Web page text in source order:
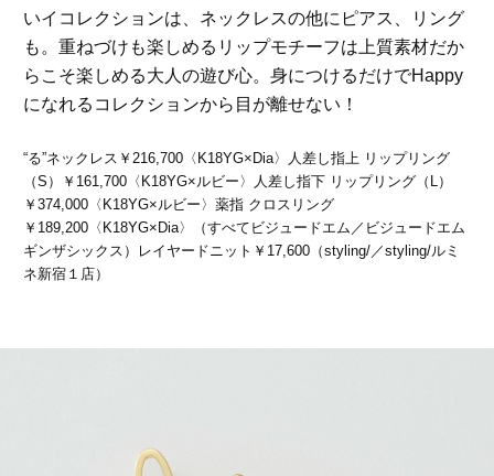
いイコレクションは、ネックレスの他にピアス、リング
も。重ねづけも楽しめるリップモチーフは上質素材だか
らこそ楽しめる大人の遊び心。身につけるだけでHappy
になれるコレクションから目が離せない！
“る”ネックレス￥216,700〈K18YG×Dia〉人差し指上 リップリング
（S）￥161,700〈K18YG×ルビー〉人差し指下 リップリング（L）
￥374,000〈K18YG×ルビー〉薬指 クロスリング
￥189,200〈K18YG×Dia〉（すべてビジュードエム／ビジュードエム
ギンザシックス）レイヤードニット￥17,600（styling/／styling/ルミ
ネ新宿１店）